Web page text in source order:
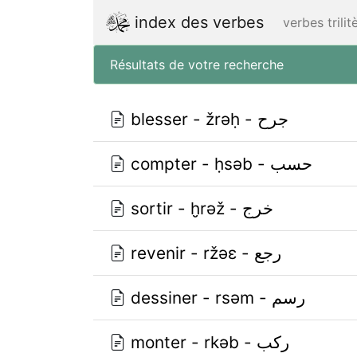
index des verbes verbes
Résultats de votre recherche
blesser - žrǝḥ - جرح
compter - ḥsǝb - حسب
sortir - ḫrǝž - خرج
revenir - ržǝɛ - رجع
dessiner - rsǝm - رسم
monter - rkǝb - ركب